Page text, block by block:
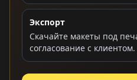
Экспорт
Скачайте макеты под
согласование с клиентом.